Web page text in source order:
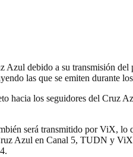
Azul debido a su transmisión
las que se emiten durante
hacia los seguidores del Cruz
será transmitido por ViX,
Azul en Canal 5, TUDN y